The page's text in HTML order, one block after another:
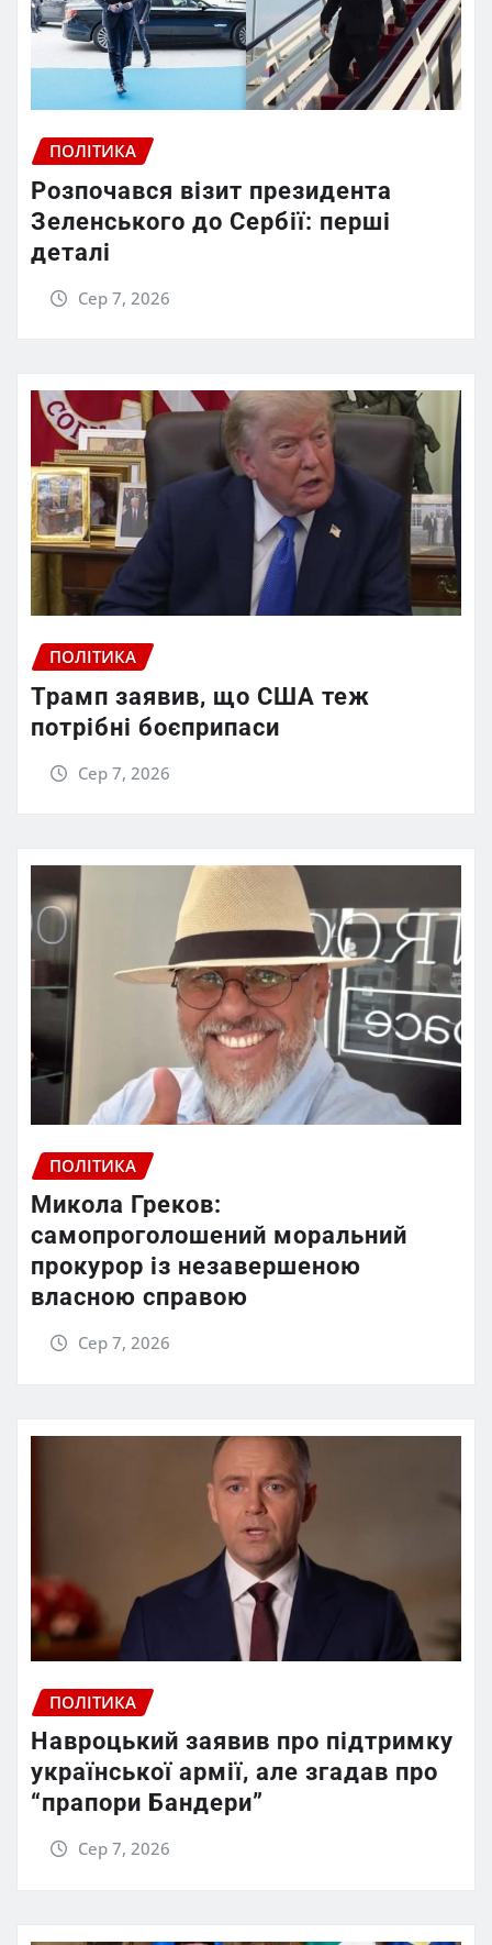
ПОЛІТИКА
Розпочався візит президента
Зеленського до Сербії: перші
деталі
Сер 7, 2026
ПОЛІТИКА
Трамп заявив, що США теж
потрібні боєприпаси
Сер 7, 2026
ПОЛІТИКА
Микола Греков:
самопроголошений моральний
прокурор із незавершеною
власною справою
Сер 7, 2026
ПОЛІТИКА
Навроцький заявив про підтримку
української армії, але згадав про
“прапори Бандери”
Сер 7, 2026